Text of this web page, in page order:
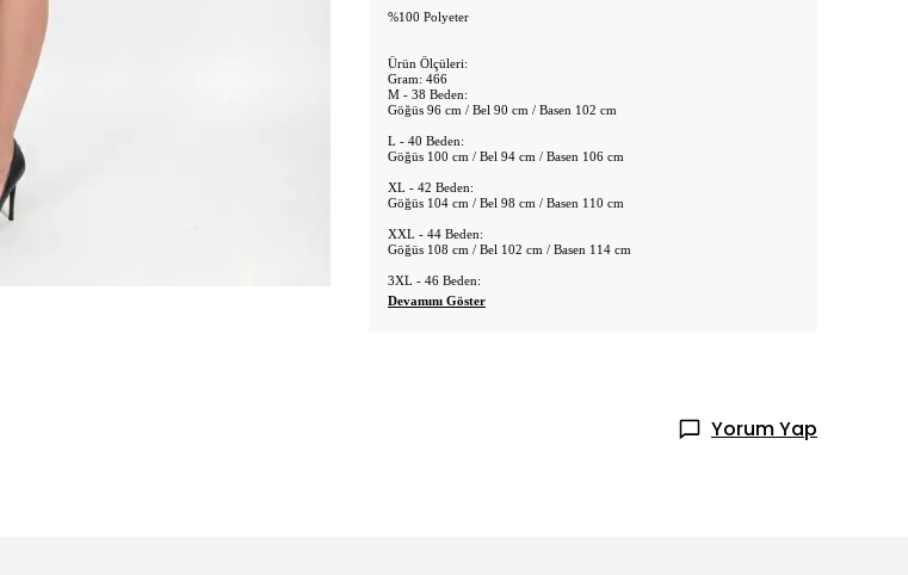
%100 Polyeter
Ürün Ölçüleri:
Gram: 466
M - 38 Beden:
Göğüs 96 cm / Bel 90 cm / Basen 102 cm
L - 40 Beden:
Göğüs 100 cm / Bel 94 cm / Basen 106 cm
XL - 42 Beden:
Göğüs 104 cm / Bel 98 cm / Basen 110 cm
XXL - 44 Beden:
Göğüs 108 cm / Bel 102 cm / Basen 114 cm
3XL - 46 Beden:
Devamını Göster
Yorum Yap